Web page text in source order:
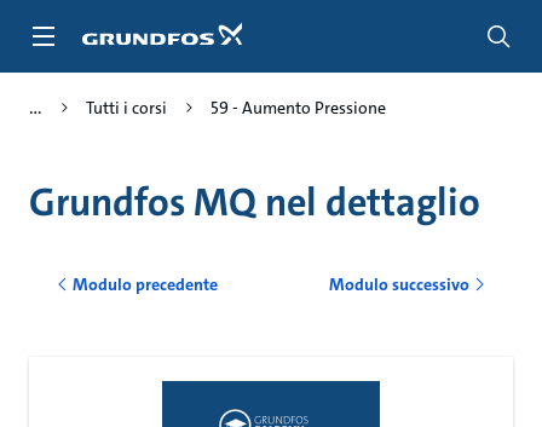
Tutti i corsi 59 - Aumento Pressione
Grundfos MQ nel dettaglio
Modulo precedente Modulo successivo